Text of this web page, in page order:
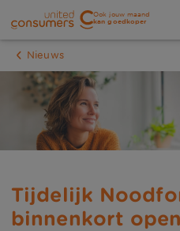
Ook jouw maand
kan goedkoper
Nieuws
Tijdelijk
binnenkort open